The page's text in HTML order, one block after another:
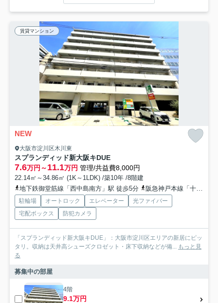
賃貸マンション
NEW
大阪市淀川区木川東
スプランディッド新大阪キDUE
7.6万円～11.1万円 管理/共益費8,000円
22.14㎡～34.86㎡ (1K～1LDK) /築10年 /8階建
地下鉄御堂筋線「西中島南方」駅 徒歩5分
阪急神戸本線「十三」駅 徒歩17分
駐輪場 オートロック エレベーター
光ファイバー
宅配ボックス
防犯カメラ
「スプランディッド新大阪キDUE」：大阪市淀川区エリアの新居にピッ
タリ。収納は天井高シューズクロゼット・床下収納などが備...
もっと見
る
募集中の部屋
4階
9.1万円